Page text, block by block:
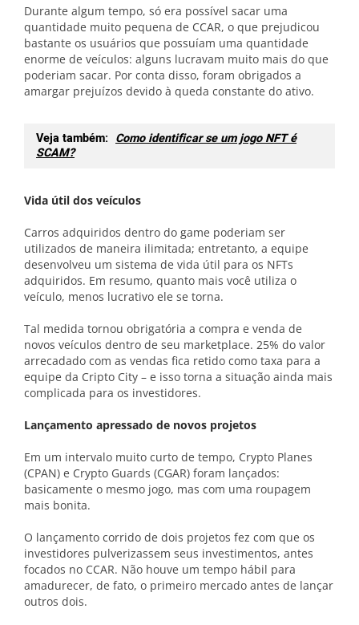
Durante algum tempo, só era possível sacar uma
quantidade muito pequena de CCAR, o que prejudicou
bastante os usuários que possuíam uma quantidade
enorme de veículos: alguns lucravam muito mais do que
poderiam sacar. Por conta disso, foram obrigados a
amargar prejuízos devido à queda constante do ativo.
Veja também: Como identificar se um jogo NFT é
SCAM?
Vida útil dos veículos
Carros adquiridos dentro do game poderiam ser
utilizados de maneira ilimitada; entretanto, a equipe
desenvolveu um sistema de vida útil para os NFTs
adquiridos. Em resumo, quanto mais você utiliza o
veículo, menos lucrativo ele se torna.
Tal medida tornou obrigatória a compra e venda de
novos veículos dentro de seu marketplace. 25% do valor
arrecadado com as vendas fica retido como taxa para a
equipe da Cripto City – e isso torna a situação ainda mais
complicada para os investidores.
Lançamento apressado de novos projetos
Em um intervalo muito curto de tempo, Crypto Planes
(CPAN) e Crypto Guards (CGAR) foram lançados:
basicamente o mesmo jogo, mas com uma roupagem
mais bonita.
O lançamento corrido de dois projetos fez com que os
investidores pulverizassem seus investimentos, antes
focados no CCAR. Não houve um tempo hábil para
amadurecer, de fato, o primeiro mercado antes de lançar
outros dois.